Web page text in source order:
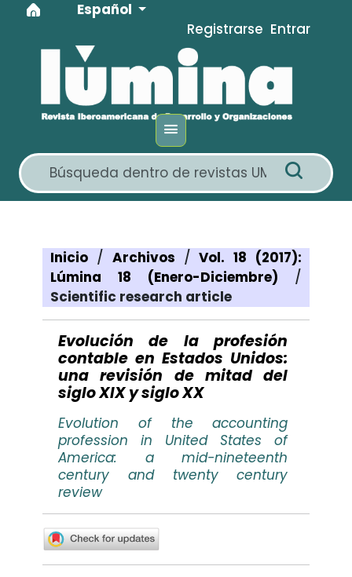
Ir al menú de navegación principal
Ir al contenido principal
Ir al pie de página del sitio
Idioma
Español
Registrarse Entrar
Inicio / Archivos / Vol. 18 (2017):
Lúmina 18 (Enero-Diciembre) /
Scientific research article
Evolución de la profesión
contable en Estados Unidos:
una revisión de mitad del
siglo XIX y siglo XX
Evolution of the accounting
profession in United States of
America: a mid-nineteenth
century and twenty century
review